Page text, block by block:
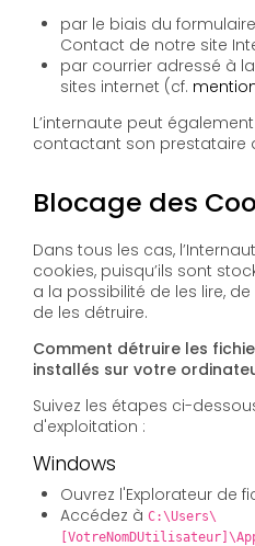
par le biais du
Contact de notre site
par courrier adressé à
sites internet (cf.
L’internaute peut
contactant son prestataire
Blocage des
Dans tous les cas,
cookies, puisqu’ils sont
a la possibilité de les lire,
de les détruire.
Comment détruire les
installés sur votre
Suivez les étapes ci-
d'exploitation :
Windows
Ouvrez l'Explorateur de
Accédez àC:\Users\